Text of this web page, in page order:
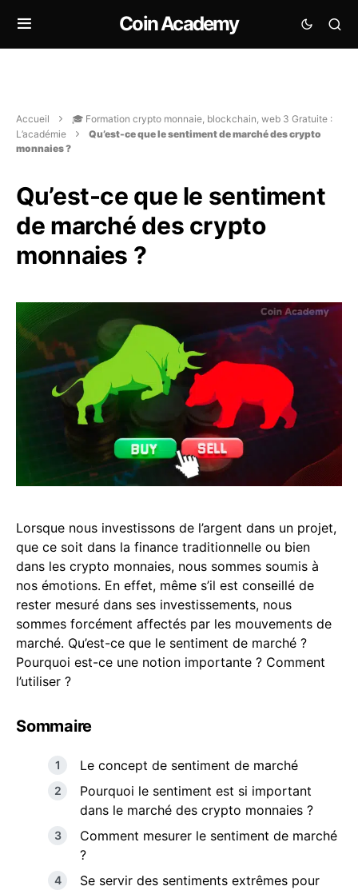
Coin Academy
Accueil
🎓 Formation crypto monnaie, blockchain, web 3 Gratuite :
L’académie
Qu’est-ce que le sentiment de marché des crypto
monnaies ?
Qu’est-ce que le sentiment
de marché des crypto
monnaies ?
Lorsque nous investissons de l’argent dans un projet,
que ce soit dans la finance traditionnelle ou bien
dans les crypto monnaies, nous sommes soumis à
nos émotions. En effet, même s’il est conseillé de
rester mesuré dans ses investissements, nous
sommes forcément affectés par les mouvements de
marché. Qu’est-ce que le sentiment de marché ?
Pourquoi est-ce une notion importante ? Comment
l’utiliser ?
Sommaire
Le concept de sentiment de marché
Pourquoi le sentiment est si important
dans le marché des crypto monnaies ?
Comment mesurer le sentiment de marché
?
Se servir des sentiments extrêmes pour